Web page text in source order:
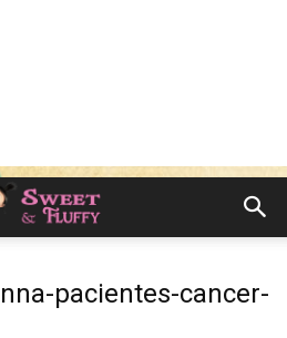
pacientes-cancer-